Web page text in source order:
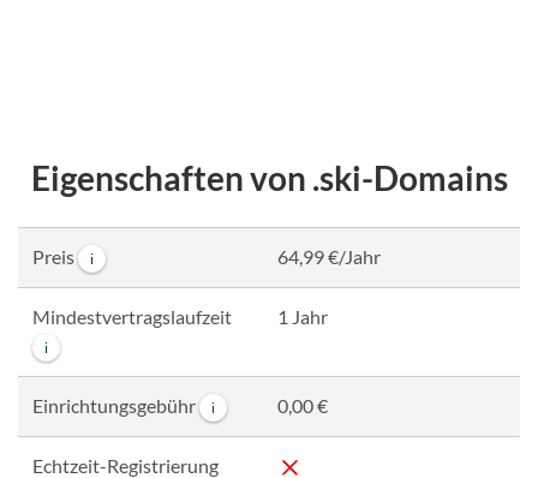
Eigenschaften von .ski-Domains
Preis i 64,99 €/Jahr
Mindestvertragslaufzeit
i
1 Jahr
Einrichtungsgebühr i 0,00 €
Echtzeit-Registrierung